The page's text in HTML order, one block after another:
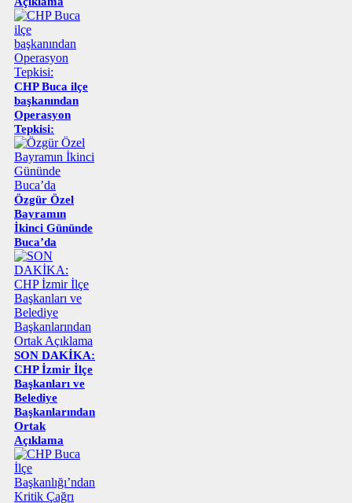
CHP Buca ilçe
başkanından
Operasyon
Tepkisi:
Özgür Özel
Bayramın
İkinci Gününde
Buca’da
SON DAKİKA:
CHP İzmir İlçe
Başkanları ve
Belediye
Başkanlarından
Ortak
Açıklama